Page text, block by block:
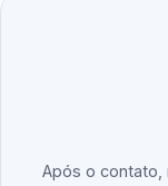
Após o contato,